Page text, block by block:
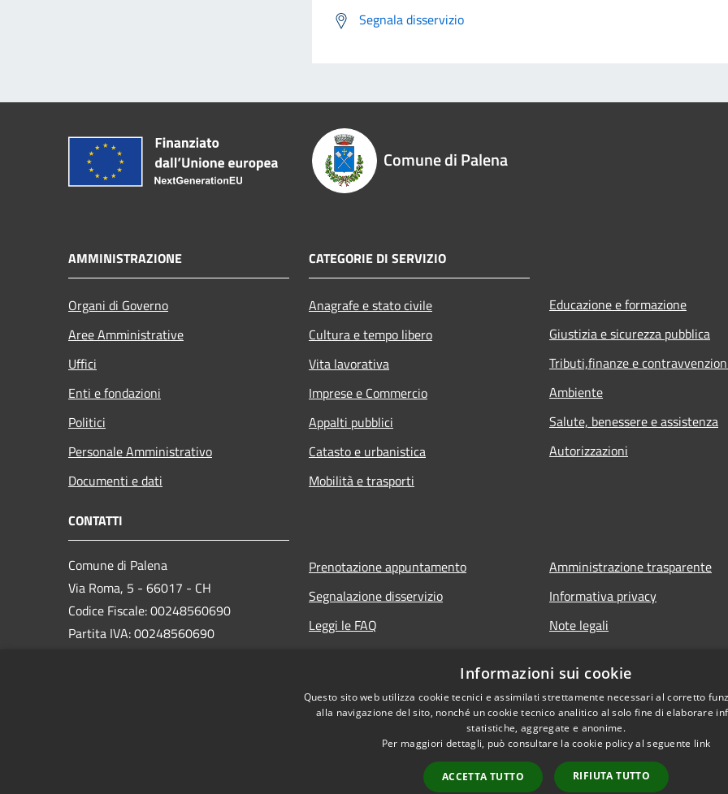
Segnala disservizio
Comune di Palena
AMMINISTRAZIONE
Organi di Governo
Aree Amministrative
Uffici
Enti e fondazioni
Politici
Personale Amministrativo
Documenti e dati
CATEGORIE DI SERVIZIO
Anagrafe e stato civile
Cultura e tempo libero
Vita lavorativa
Imprese e Commercio
Appalti pubblici
Catasto e urbanistica
Mobilità e trasporti
Educazione e formazione
Giustizia e sicurezza pubblica
Tributi,finanze e
Ambiente
Salute, benessere e assistenza
Autorizzazioni
CONTATTI
Comune di Palena
Via Roma, 5 - 66017 - CH
Codice Fiscale: 00248560690
Partita IVA: 00248560690
Prenotazione appuntamento
Segnalazione disservizio
Leggi le FAQ
Amministrazione trasparente
Informativa privacy
Note legali
Informazioni sui cookie
Questo sito web utilizza cookie tecnici e assimilati strettamente necessari al corretto
alla navigazione del sito, nonché un cookie tecnico analitico al solo fine di elaborare
statistiche, aggregate e anonime.
Per maggiori dettagli, può consultare la cookie policy al seguente link
ACCETTA TUTTO RIFIUTA TUTTO